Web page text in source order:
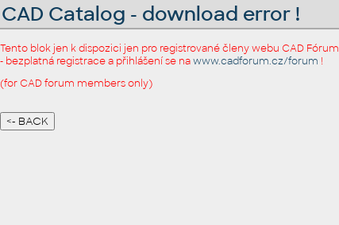
CAD Catalog - download error !
Tento blok jen k dispozici jen pro registrované členy webu CAD Fórum
- bezplatná registrace a přihlášení se nawww.cadforum.cz/forum !
(for CAD forum members only)